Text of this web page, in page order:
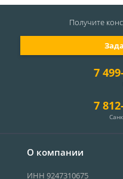
О компании
ИНН 9247310675
7
7
Получите